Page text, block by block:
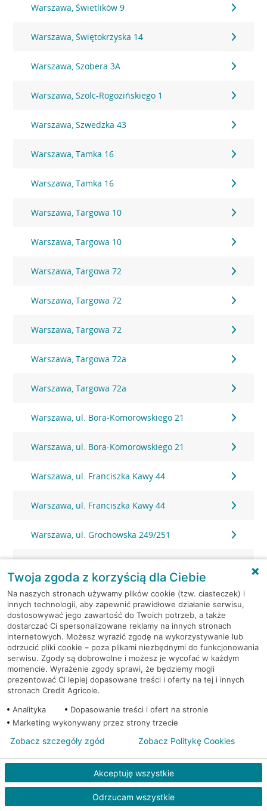
Warszawa, Świetlików 9
Warszawa, Świętokrzyska 14
Warszawa, Szobera 3A
Warszawa, Szolc-Rogozińskiego 1
Warszawa, Szwedzka 43
Warszawa, Tamka 16
Warszawa, Tamka 16
Warszawa, Targowa 10
Warszawa, Targowa 10
Warszawa, Targowa 72
Warszawa, Targowa 72
Warszawa, Targowa 72
Warszawa, Targowa 72a
Warszawa, Targowa 72a
Warszawa, ul. Bora-Komorowskiego 21
Warszawa, ul. Bora-Komorowskiego 21
Warszawa, ul. Franciszka Kawy 44
Warszawa, ul. Franciszka Kawy 44
Warszawa, ul. Grochowska 249/251
Warszawa, ul. Grochowska 249/251
Warszawa, ul. Grójecka 53/57
Warszawa, ul. Grójecka 53/57
Warszawa, ul. Hanki Czaki 2
Warszawa, ul. Hanki Czaki 2
Warszawa, ul. Książkowa 9F/1
Warszawa, ul. Książkowa 9F/1
Warszawa, ul. Malborska 1
Twoja zgoda z korzyścią dla Ciebie
Na naszych stronach używamy plików cookie (tzw. ciasteczek) i
innych technologii, aby zapewnić prawidłowe działanie serwisu,
dostosowywać jego zawartość do Twoich potrzeb, a także
dostarczać Ci spersonalizowane reklamy na innych stronach
internetowych. Możesz wyrazić zgodę na wykorzystywanie lub
odrzucić pliki cookie – poza plikami niezbędnymi do funkcjonowania
serwisu. Zgody są dobrowolne i możesz je wycofać w każdym
momencie. Wyrażenie zgody sprawi, że będziemy mogli
prezentować Ci lepiej dopasowane treści i oferty na tej i innych
stronach Credit Agricole.
Analityka
Dopasowanie treści i ofert na stronie
Marketing wykonywany przez strony trzecie
Akceptuję wszystkie
Odrzucam wszystkie
Zobacz szczegóły zgód Zobacz Politykę Cookies